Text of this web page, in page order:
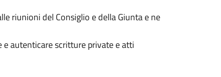
riunioni del Consiglio e della Giunta e ne
autenticare scritture private e atti